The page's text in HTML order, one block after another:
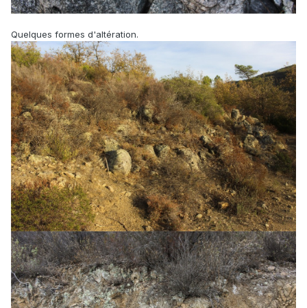
Quelques formes d'altération.